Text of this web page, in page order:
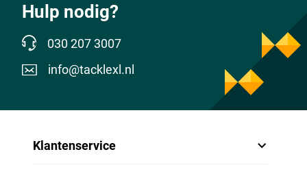
Hulp nodig?
030 207 3007
info@tacklexl.nl
Klantenservice